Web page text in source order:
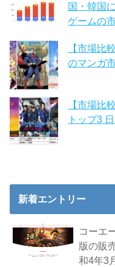
国・韓国
ゲームの
【市場比
のマンガ
【市場比
トップ3
新着エントリー
コーエ
版の販
和4年3